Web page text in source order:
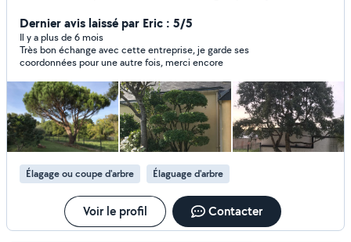
d'entretien de votre jardin. J'ai une approche éco-
responsable du métier. Mes services proposés sont les
suivants: -Elagage (taille douce et raisonnée) -Abattage
(avec démontage, voir rétention des branches) -Rognage
de souche -Broyage de branche -Plantations massifs,
arbres et arbustes -Entretien de jardin (tonte, taille de
haie,) éligible à un abattement fiscale de 50% -
Debrousaillage, fauchage -lutte biologique contre nuisibles
(chenillés,) -Évacuation des déchets verts en centre de
revalorisation Je dispose de tout le matériel nécessaire
pour ces travaux. N'hésitez pas à me contacter pour tous
renseignements complémentaires. Devis gratuit Zone
d'intervention : Nantes et sa périphérie. Possibilité Loire
Atlantique ponctuellement. Cordialement, Robin Vincent.
Dernier avis laissé par Eric : 5/5
Il y a plus de 6 mois
Très bon échange avec cette entreprise, je garde ses
coordonnées pour une autre fois, merci encore
Élagage ou coupe d'arbre Élaguage d'arbre
Voir le profil Contacter